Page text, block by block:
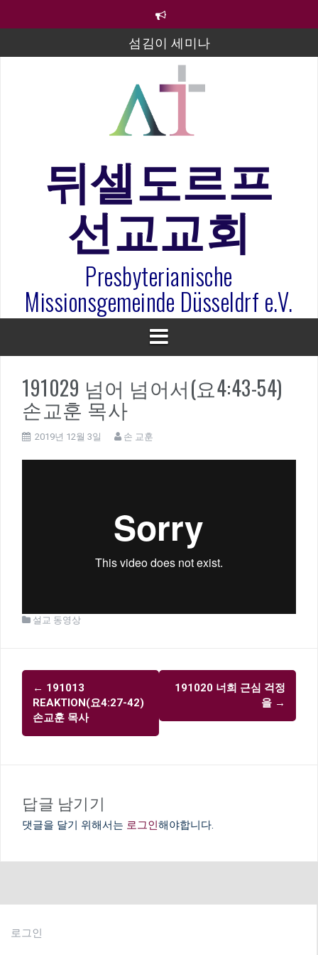
섬김이 세미나
김태희 자매 졸업연주
2023년 어린이 주일 유초등부 발표
라합3 나라 봉헌송
은퇴사-우선화 권사
20260322 주안에 가만히 머물기(요한복음 15:1-17) 손
훈목사
뒤셀도르프
선교교회
Presbyterianische
Missionsgemeinde Düsseldrf e.V.
191029 넘어 넘어서(요4:43-54)
손교훈 목사
2019년 12월 3일 손 교훈
설교 동영상
글
내
비
게
← 191013
REAKTION(요4:27-42)
손교훈 목사
191020 너희 근심 걱정
을 →
답글 남기기
댓글을 달기 위해서는 로그인해야합니다.
로그인